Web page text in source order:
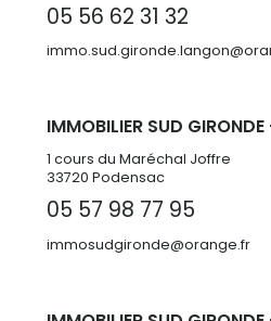
05 56 62 31 32
IMMOBILIER SUD
1 cours du Maréchal Joffre
33720 Podensac
05 57 98 77 95
immosudgironde@orange.fr